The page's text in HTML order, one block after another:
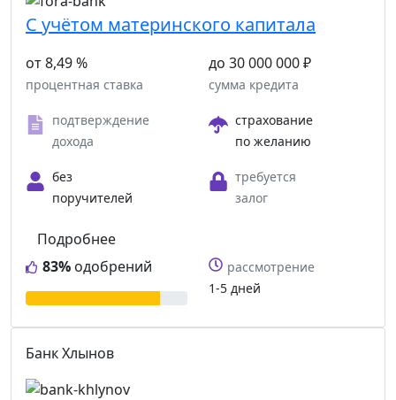
С учётом материнского капитала
от 8,49 %
процентная ставка
до 30 000 000 ₽
сумма кредита
подтверждение
дохода
страхование
по желанию
без
поручителей
требуется
залог
83% одобрений
Подробнее
рассмотрение
1-5 дней
Банк Хлынов